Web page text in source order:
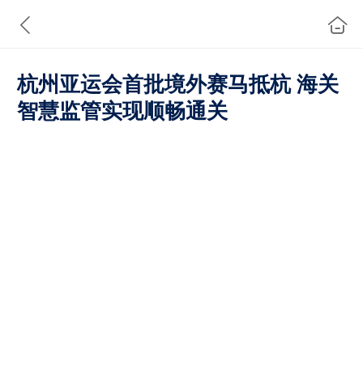
杭州亚运会首批境外赛马抵杭 海关
智慧监管实现顺畅通关